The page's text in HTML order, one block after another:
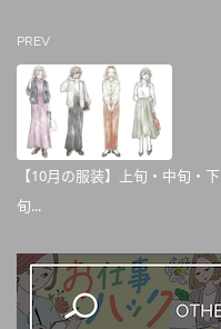
PREV
【10月の服装】上旬・中旬・下
旬...